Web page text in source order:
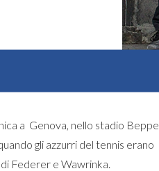
a Genova, nello stadio Beppe
gli azzurri del tennis erano
Federer e Wawrinka.